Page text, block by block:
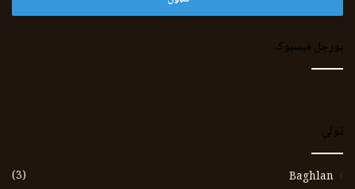
بورجل فیسبوک
ټولي
Baghlan
(3)